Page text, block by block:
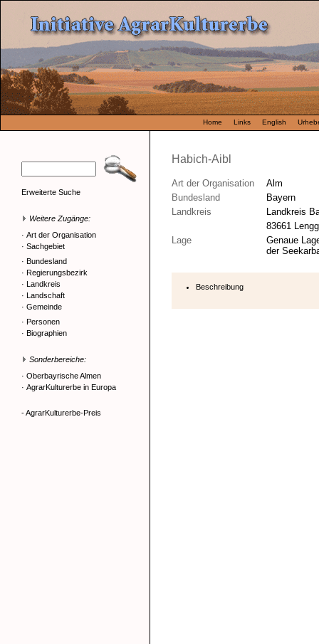
Home Links English
Erweiterte Suche
Weitere Zugänge:
· Art der Organisation
· Sachgebiet
· Bundesland
· Regierungsbezirk
· Landkreis
· Landschaft
· Gemeinde
· Personen
· Biographien
Sonderbereiche:
· Oberbayrische Almen
· AgrarKulturerbe in Europa
- AgrarKulturerbe-Preis
Habich-Aibl
Art der Organisation
Alm
Bundesland
Bayern
Landkreis
Landkreis
83661
Lage
Genaue
der
Beschreibung